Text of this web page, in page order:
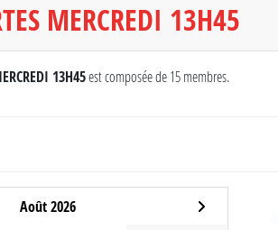
MERCREDI 13H45
13H45est composée de 15 membres.
Août 2026